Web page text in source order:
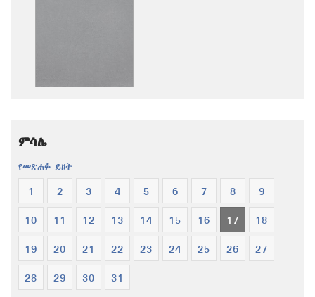
ምሳሌ
የመጽሐፉ ይዘት
1 2 3 4 5 6 7 8 9
10 11 12 13 14 15 16 17 18
19 20 21 22 23 24 25 26 27
28 29 30 31